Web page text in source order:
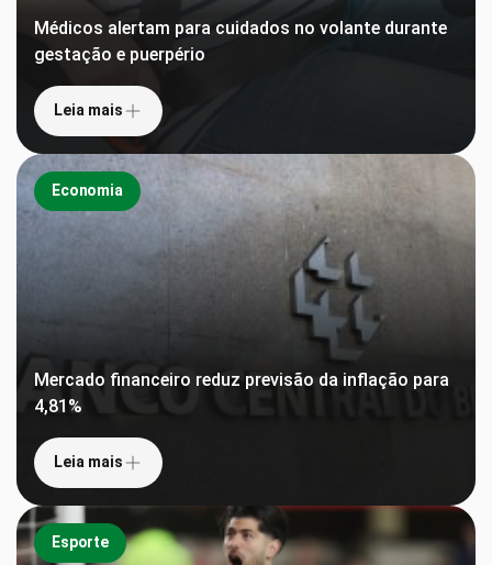
Médicos alertam para cuidados no volante durante
gestação e puerpério
Leia mais
Economia
Mercado financeiro reduz previsão da inflação para
4,81%
Leia mais
Esporte